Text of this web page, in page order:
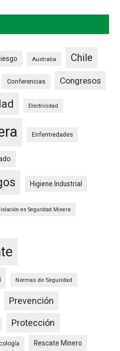
Australia Chile
Conferencias Congresos
Electricidad
Enfermedades
Higiene Industrial
en Seguridad Minera
Normas de Seguridad
Prevención
Protección
Rescate Minero